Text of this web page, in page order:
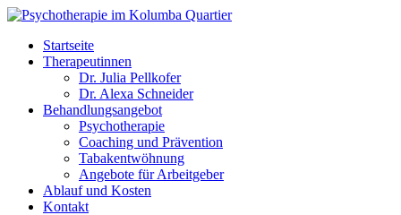
Startseite
Therapeutinnen
Dr. Julia Pellkofer
Dr. Alexa Schneider
Behandlungsangebot
Psychotherapie
Coaching und Prävention
Tabakentwöhnung
Angebote für Arbeitgeber
Ablauf und Kosten
Kontakt